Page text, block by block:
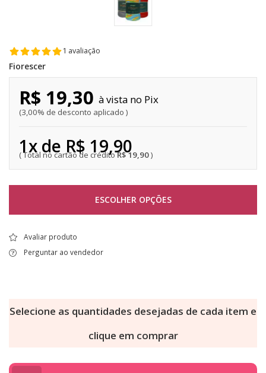
1 avaliação
Fiorescer
R$ 19,90
1x de R$ 19,90
R$ 19,30
3,00% de desconto aplicado
Pix
ESCOLHER OPÇÕES
Avaliar produto
Perguntar ao vendedor
Selecione as quantidades desejadas de cada item e
clique em comprar